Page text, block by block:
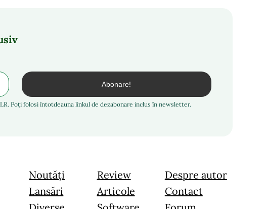
Poți folosi întotdeauna linkul de dezabonare inclus în newsletter.
Noutăți
Lansări
Review
Articole
Despre autor
Contact